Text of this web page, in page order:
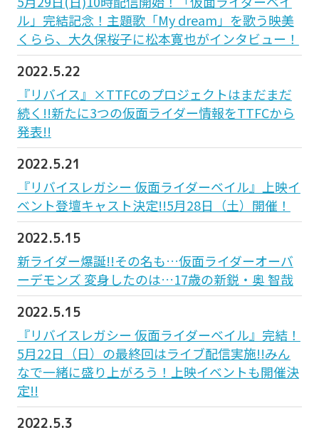
ル」完結記念！主題歌「My dream」を歌う映美
くらら、大久保桜子に松本寛也がインタビュー！
2022.5.22
『リバイス』×TTFCのプロジェクトはまだまだ
続く!!新たに3つの仮面ライダー情報をTTFCから
発表!!
2022.5.21
『リバイスレガシー 仮面ライダーベイル』上映イ
ベント登壇キャスト決定!!5月28日（土）開催！
2022.5.15
新ライダー爆誕!!その名も…仮面ライダーオーバ
ーデモンズ 変身したのは…17歳の新鋭・奥 智哉
2022.5.15
『リバイスレガシー 仮面ライダーベイル』完結！
5月22日（日）の最終回はライブ配信実施!!みん
なで一緒に盛り上がろう！上映イベントも開催決
定!!
2022.5.3